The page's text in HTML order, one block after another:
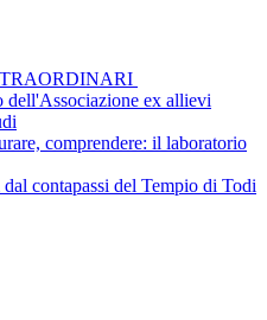
dell'Associazione ex allievi
comprendere: il laboratorio
contapassi del Tempio di Todi